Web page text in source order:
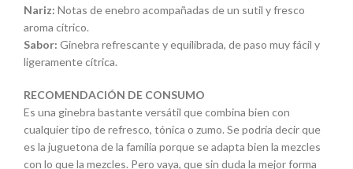
Nariz: Notas de enebro acompañadas de un sutil y fresco
aroma cítrico.
Sabor: Ginebra refrescante y equilibrada, de paso muy fácil y
ligeramente cítrica.
RECOMENDACIÓN DE CONSUMO
Es una ginebra bastante versátil que combina bien con
cualquier tipo de refresco, tónica o zumo. Se podría decir que
es la juguetona de la familia porque se adapta bien la mezcles
con lo que la mezcles. Pero vaya, que sin duda la mejor forma